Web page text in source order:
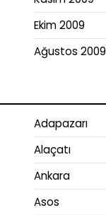
Ekim 2009
Ağustos 2009
Adapazarı
Alaçatı
Ankara
Asos